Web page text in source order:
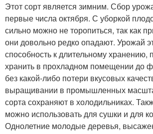
Этот сорт является зимним. Сбор
первые числа октября. С уборкой
сильно можно не торопиться, так как
они довольно редко опадают. Урожай
способность к длительному
хранить в прохладном помещении до
без какой-либо потери вкусовых
выращивании в промышленных
сорта сохраняют в холодильниках.
можно использовать для сушки и для
Однолетние молодые деревья,